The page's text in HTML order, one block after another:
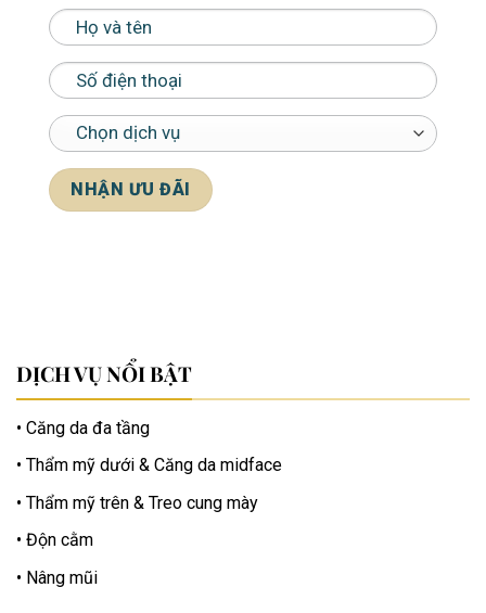
DỊCH VỤ NỔI BẬT
Căng da đa tầng
Thẩm mỹ dưới & Căng da midface
Thẩm mỹ trên & Treo cung mày
Độn cằm
Nâng mũi